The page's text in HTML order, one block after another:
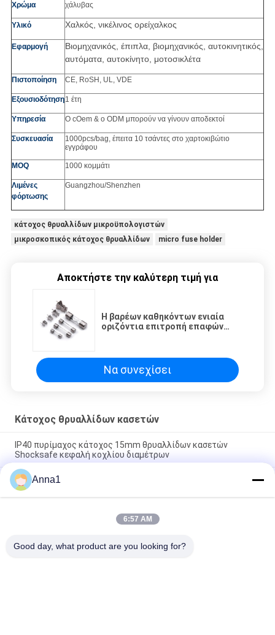
Χρώμα χάλυβας
Υλικό Χαλκός, νικέλινος ορείχαλκος
Εφαρμογή
Βιομηχανικός, έπιπλα, βιομηχανικός, αυτοκινητικός,
αυτόματα, αυτοκίνητο, μοτοσικλέτα
Πιστοποίηση CE, RoSH, UL, VDE
Εξουσιοδότηση1 έτη
Υπηρεσία Ο cOem & ο ODM μπορούν να γίνουν αποδεκτοί
Συσκευασία
1000pcs/bag, έπειτα 10 τσάντες στο χαρτοκιβώτιο
εγγράφου
MOQ 1000 κομμάτι
Λιμένες
φόρτωσης
Guangzhou/Shenzhen
κάτοχος θρυαλλίδων μικροϋπολογιστών
μικροσκοπικός κάτοχος θρυαλλίδων
micro fuse holder
Αποκτήστε την καλύτερη τιμή για
Η βαρέων καθηκόντων ενιαία
οριζόντια επιτροπή επαφών
φωτοβολταϊκή θρυαλλίδα gPV
Να συνεχίσει
Κάτοχος θρυαλλίδων κασετών
IP40 πυρίμαχος κάτοχος 15mm θρυαλλίδων κασετών
Shocksafe κεφαλή κοχλίου διαμέτρων
R3-12 μαύρος πλαστικός κάτοχος θρυαλλίδων κασετών
συσκευών για θρυαλλίδα γυαλιού 5.2x20mm τη μικροσκοπική
Η επιτροπή κατόχων θρυαλλίδων ξιφολογχών ΚΑΠ 5x20mm
τοποθετεί PBT τον τελικό τύπο οδηγών ορείχαλκου νικέλινο
Anna1
6:57 AM
Good day, what product are you looking for?